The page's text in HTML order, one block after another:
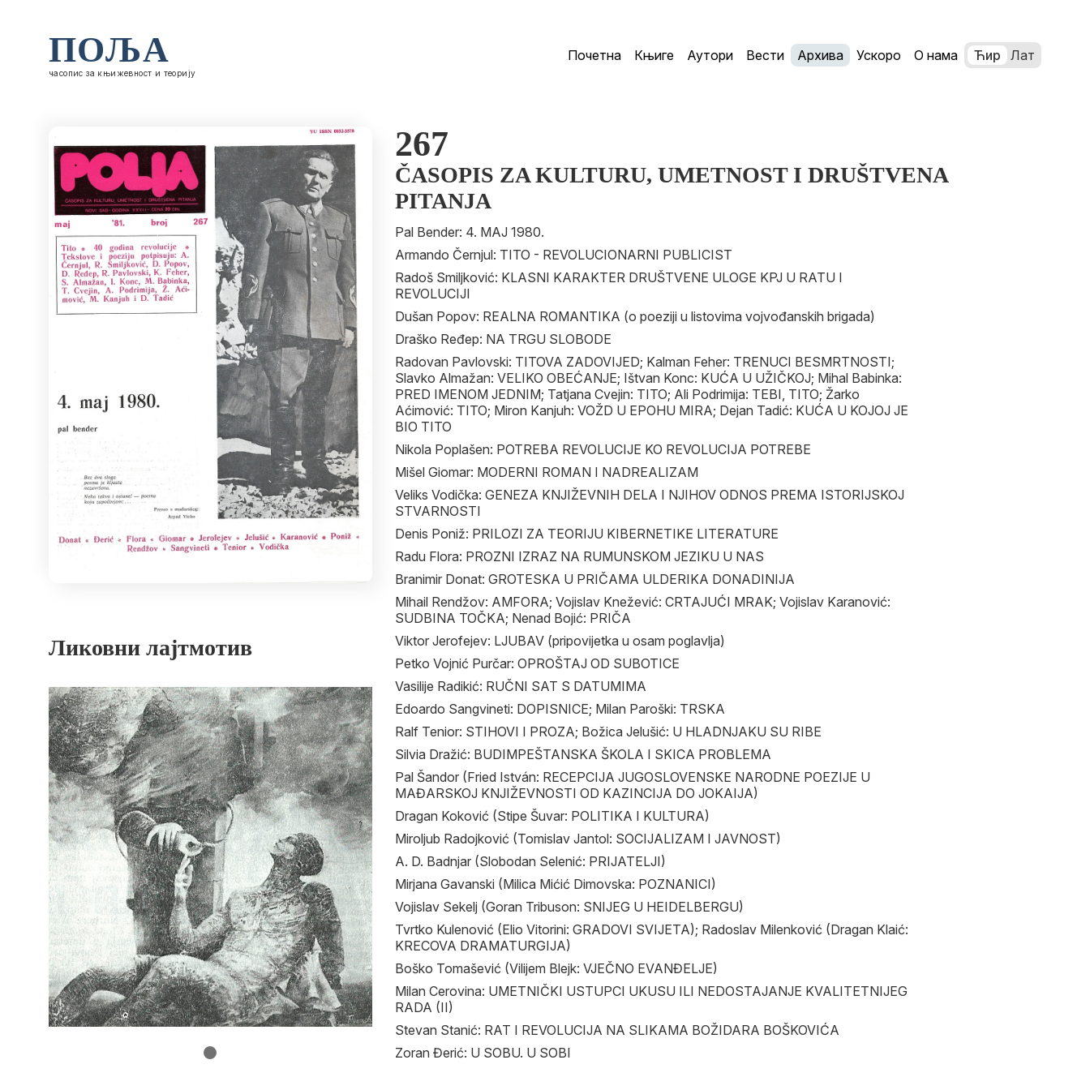
ПОЉА
часопис за књижевност и теорију
Почетна Књиге Аутори Вести Архива Ускоро О нама Ћир Лат
Ликовни лајтмотив
267
ČASOPIS ZA KULTURU, UMETNOST I DRUŠTVENA
PITANJA
Pal Bender: 4. MAJ 1980.
Armando Černjul: TITO - REVOLUCIONARNI PUBLICIST
Radoš Smiljković: KLASNI KARAKTER DRUŠTVENE ULOGE KPJ U RATU I
REVOLUCIJI
Dušan Popov: REALNA ROMANTIKA (o poeziji u listovima vojvođanskih brigada)
Draško Ređep: NA TRGU SLOBODE
Radovan Pavlovski: TITOVA ZADOVIJED; Kalman Feher: TRENUCI BESMRTNOSTI;
Slavko Almažan: VELIKO OBEĆANJE; Ištvan Konc: KUĆA U UŽIČKOJ; Mihal Babinka:
PRED IMENOM JEDNIM; Tatjana Cvejin: TITO; Ali Podrimija: TEBI, TITO; Žarko
Aćimović: TITO; Miron Kanjuh: VOŽD U EPOHU MIRA; Dejan Tadić: KUĆA U KOJOJ JE
BIO TITO
Nikola Poplašen: POTREBA REVOLUCIJE KO REVOLUCIJA POTREBE
Mišel Giomar: MODERNI ROMAN I NADREALIZAM
Veliks Vodička: GENEZA KNJIŽEVNIH DELA I NJIHOV ODNOS PREMA ISTORIJSKOJ
STVARNOSTI
Denis Poniž: PRILOZI ZA TEORIJU KIBERNETIKE LITERATURE
Radu Flora: PROZNI IZRAZ NA RUMUNSKOM JEZIKU U NAS
Branimir Donat: GROTESKA U PRIČAMA ULDERIKA DONADINIJA
Mihail Rendžov: AMFORA; Vojislav Knežević: CRTAJUĆI MRAK; Vojislav Karanović:
SUDBINA TOČKA; Nenad Bojić: PRIČA
Viktor Jerofejev: LJUBAV (pripovijetka u osam poglavlja)
Petko Vojnić Purčar: OPROŠTAJ OD SUBOTICE
Vasilije Radikić: RUČNI SAT S DATUMIMA
Edoardo Sangvineti: DOPISNICE; Milan Paroški: TRSKA
Ralf Tenior: STIHOVI I PROZA; Božica Jelušić: U HLADNJAKU SU RIBE
Silvia Dražić: BUDIMPEŠTANSKA ŠKOLA I SKICA PROBLEMA
Pal Šandor (Fried István: RECEPCIJA JUGOSLOVENSKE NARODNE POEZIJE U
MAĐARSKOJ KNJIŽEVNOSTI OD KAZINCIJA DO JOKAIJA)
Dragan Koković (Stipe Šuvar: POLITIKA I KULTURA)
Miroljub Radojković (Tomislav Jantol: SOCIJALIZAM I JAVNOST)
A. D. Badnjar (Slobodan Selenić: PRIJATELJI)
Mirjana Gavanski (Milica Mićić Dimovska: POZNANICI)
Vojislav Sekelj (Goran Tribuson: SNIJEG U HEIDELBERGU)
Tvrtko Kulenović (Elio Vitorini: GRADOVI SVIJETA); Radoslav Milenković (Dragan Klaić:
KRECOVA DRAMATURGIJA)
Boško Tomašević (Vilijem Blejk: VJEČNO EVANĐELJE)
Milan Cerovina: UMETNIČKI USTUPCI UKUSU ILI NEDOSTAJANJE KVALITETNIJEG
RADA (II)
Stevan Stanić: RAT I REVOLUCIJA NA SLIKAMA BOŽIDARA BOŠKOVIĆA
Zoran Đerić: U SOBU. U SOBI